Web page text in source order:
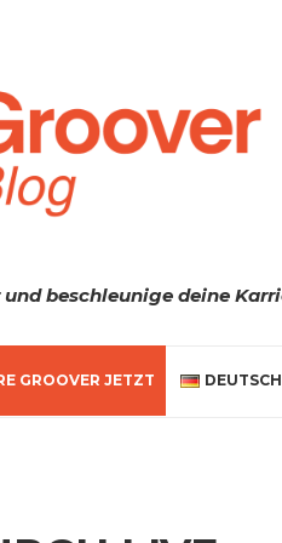
beschleunige deine
GROOVER JETZT DEUTSCH